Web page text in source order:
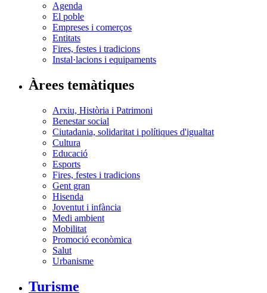
Agenda
El poble
Empreses i comerços
Entitats
Fires, festes i tradicions
Instal·lacions i equipaments
Àrees temàtiques
Arxiu, Història i Patrimoni
Benestar social
Ciutadania, solidaritat i polítiques d'igualtat
Cultura
Educació
Esports
Fires, festes i tradicions
Gent gran
Hisenda
Joventut i infància
Medi ambient
Mobilitat
Promoció econòmica
Salut
Urbanisme
Turisme